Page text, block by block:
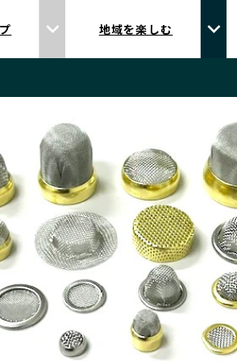
地域を楽しむ